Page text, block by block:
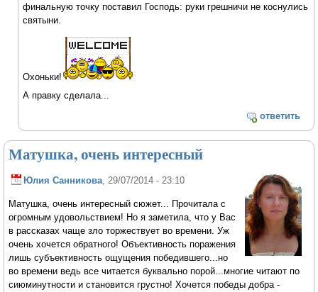
финальную точку поставил Господь: руки грешничи не коснулись
святыни.
Охоньки!
А правку сделала...
ответить
Матушка, очень интересный
Юлия Санникова, 29/07/2014 - 23:10
Матушка, очень интересный сюжет... Прочитала с
огромным удовольствием! Но я заметила, что у Вас
в рассказах чаще зло торжествует во времени. Уж
очень хочется обратного! Объективность поражения
лишь субъективность ощущения победившего...но
во времени ведь все читается буквально порой...многие читают по
сиюминутности и становится грустно! Хочется победы добра -